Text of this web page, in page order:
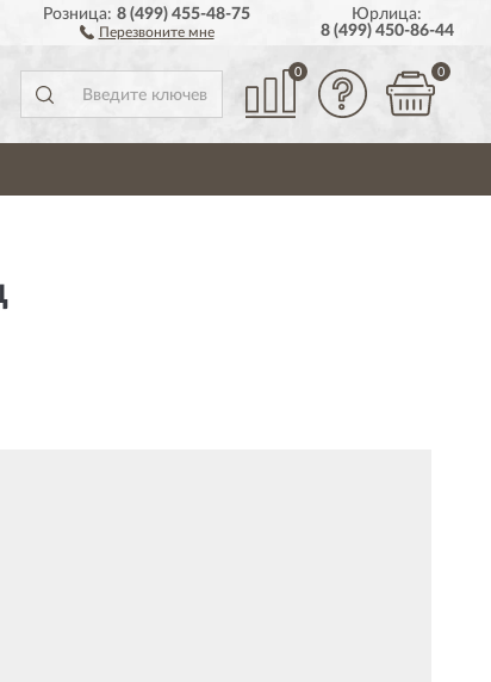
ДОСТАВИМ ПО ВСЕЙ РОССИИ
Розница:8 (499) 455-48-75
Перезвоните мне
Юрлица:
8 (499) 450-86-44
0 0